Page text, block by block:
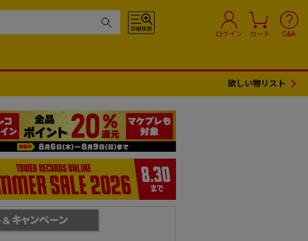
ログイン カート Q&A
欲しい物リスト